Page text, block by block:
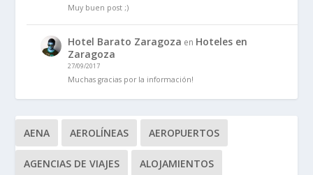
Muy buen post ;)
Hotel Barato Zaragoza en Hoteles en
Zaragoza
27/09/2017
Muchas gracias por la información!
AENA AEROLÍNEAS AEROPUERTOS
AGENCIAS DE VIAJES ALOJAMIENTOS